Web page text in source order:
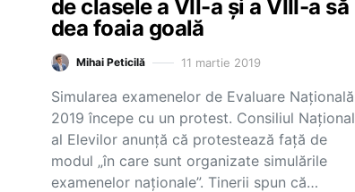
de clasele a VII-a și a VIII-a să
dea foaia goală
Mihai Peticilă 11 martie 2019
Simularea examenelor de Evaluare Națională
2019 începe cu un protest. Consiliul Național
al Elevilor anunță că protestează față de
modul „în care sunt organizate simulările
examenelor naționale”. Tinerii spun că…